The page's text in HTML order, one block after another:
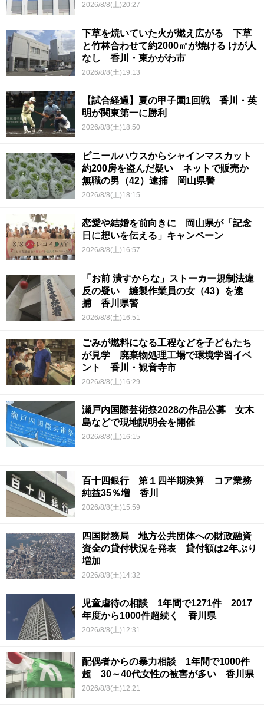
2026/8/8(土)20:27
下草を焼いていた火が燃え広がる 下草
と竹林合わせて約2000㎡が焼ける けが人
なし 香川・東かがわ市
2026/8/8(土)19:13
【試合経過】夏の甲子園1回戦 香川・英
明が関東第一に勝利
2026/8/8(土)18:50
ビニールハウスからシャインマスカット
約200房を盗んだ疑い ネットで販売か
無職の男（42）逮捕 岡山県警
2026/8/8(土)18:15
恋愛や結婚を前向きに 岡山県が「記念
日に想いを伝える」キャンペーン
2026/8/8(土)16:57
「お前 潰すからな」ストーカー規制法違
反の疑い 縫製作業員の女（43）を逮
捕 香川県警
2026/8/8(土)16:51
ごみが燃料になる工程などを子どもたち
が見学 廃棄物処理工場で環境学習イベ
ント 香川・観音寺市
2026/8/8(土)16:29
瀬戸内国際芸術祭2028の作品公募 女木
島などで現地説明会を開催
2026/8/8(土)16:15
百十四銀行 第１四半期決算 コア業務
純益35％増 香川
2026/8/8(土)15:59
四国財務局 地方公共団体への財政融資
資金の貸付状況を発表 貸付額は2年ぶり
増加
2026/8/8(土)14:32
児童虐待の相談 1年間で1271件 2017
年度から1000件超続く 香川県
2026/8/8(土)12:31
配偶者からの暴力相談 1年間で1000件
超 30～40代女性の被害が多い 香川県
2026/8/8(土)12:21